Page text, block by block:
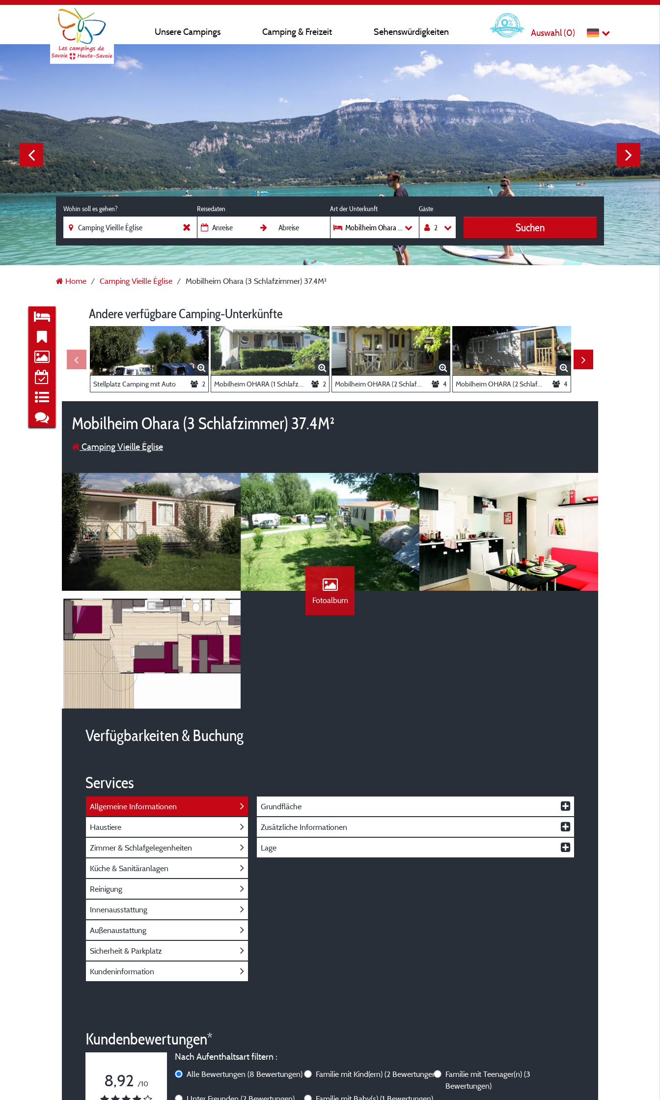
Unsere Campings Camping & Freizeit Sehenswürdigkeiten Auswahl (0)
Wohin soll es gehen? Reisedaten Art der Unterkunft
Mobilheim Ohara (3 Schlafzimmer) 37.4M²
Gäste
Suchen
Home Camping Vieille Église Mobilheim Ohara (3 Schlafzimmer) 37.4M²
Andere verfügbare Camping-Unterkünfte
Stellplatz Camping mit Auto 2 2 Mobilheim OHARA (2 Schlafzimmer) 30m² 4 Mobilheim OHARA (2 Schlafzimmer) - Large 35m² 4
Mobilheim Ohara (3 Schlafzimmer) 37.4M²
Camping Vieille Église
Fotoalbum
Verfügbarkeiten & Buchung
Services
Allgemeine Informationen
Haustiere
Zimmer & Schlafgelegenheiten
Küche & Sanitäranlagen
Reinigung
Innenausstattung
Außenaustattung
Sicherheit & Parkplatz
Kundeninformation
Grundfläche
Zusätzliche Informationen
Lage
Kundenbewertungen*
8,92 /10
Nach Aufenthaltsart filtern :
Alle Bewertungen (8 Bewertungen) Familie mit Kind(ern)(2 Bewertungen) Familie mit Teenager(n) (3
Bewertungen)